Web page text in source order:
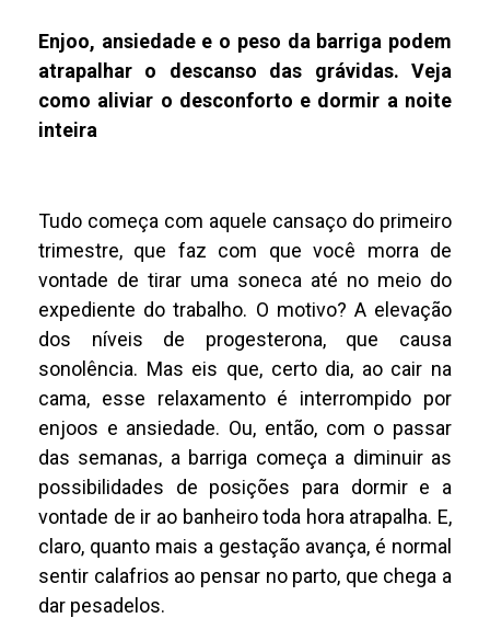
Enjoo, ansiedade e o peso da barriga podem
atrapalhar o descanso das grávidas. Veja
como aliviar o desconforto e dormir a noite
inteira
Tudo começa com aquele cansaço do primeiro
trimestre, que faz com que você morra de
vontade de tirar uma soneca até no meio do
expediente do trabalho. O motivo? A elevação
dos níveis de progesterona, que causa
sonolência. Mas eis que, certo dia, ao cair na
cama, esse relaxamento é interrompido por
enjoos e ansiedade. Ou, então, com o passar
das semanas, a barriga começa a diminuir as
possibilidades de posições para dormir e a
vontade de ir ao banheiro toda hora atrapalha. E,
claro, quanto mais a gestação avança, é normal
sentir calafrios ao pensar no parto, que chega a
dar pesadelos.